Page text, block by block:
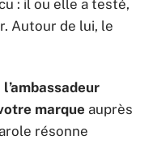
: il ou elle a testé,
Autour de lui, le
l’ambassadeur
marque auprès
résonne